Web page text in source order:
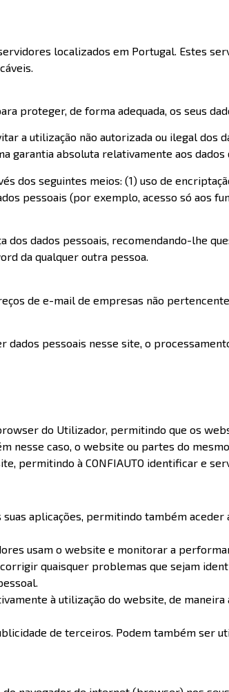
localizados em Portugal. Estes
proteger, de forma adequada, os seus
a utilização não autorizada ou ilegal dos
garantia absoluta relativamente aos
dos seguintes meios: (1) uso de
pessoais (por exemplo, acesso só aos
dados pessoais, recomendando-lhe
da qualquer outra pessoa.
de e-mail de empresas não
pessoais nesse site, o
do Utilizador, permitindo que os
nesse caso, o website ou partes do
permitindo à CONFIAUTO identificar e
aplicações, permitindo também
usam o website e monitorar a
quaisquer problemas que sejam
à utilização do website, de
de terceiros. Podem também ser